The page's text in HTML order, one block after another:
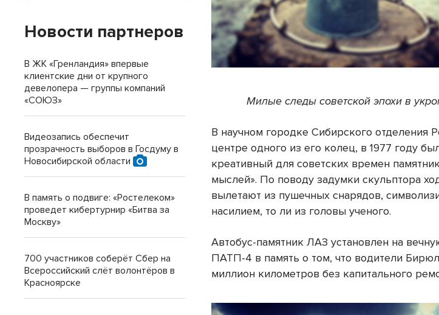
Милые следы советской эпохи в
В научном городке Сибирского отделения
центре одного из его колец, в 1977 году
креативный для советских времен
мыслей». По поводу задумки скульптора
вылетают из пушечных снарядов,
насилием, то ли из головы ученого.
Автобус-памятник ЛАЗ установлен на
ПАТП-4 в память о том, что водители
миллион километров без капитального
Новости партнеров
В ЖК «Гренландия» впервые
клиентские дни от крупного
девелопера — группы компаний
«СОЮЗ»
Видеозапись обеспечит
прозрачность выборов в Госдуму в
Новосибирской области
В память о подвиге: «Ростелеком»
проведет кибертурнир «Битва за
Москву»
700 участников соберёт Сбер на
Всероссийский слёт волонтёров в
Красноярске